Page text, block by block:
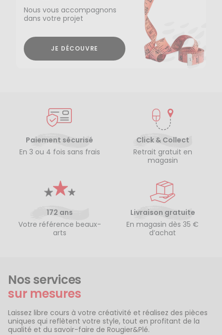
Nous vous accompagnons
dans votre projet
JE DÉCOUVRE
Paiement sécurisé
En 3 ou 4 fois sans frais
Click & Collect
Retrait gratuit en
magasin
172 ans
Votre référence beaux-
arts
Livraison gratuite
En magasin dès 35 €
d’achat
Nos services
sur mesures
Laissez libre cours à votre créativité et réalisez des pièces
uniques qui reflètent votre style, tout en profitant de la
qualité et du savoir-faire de Rougier&Plé.